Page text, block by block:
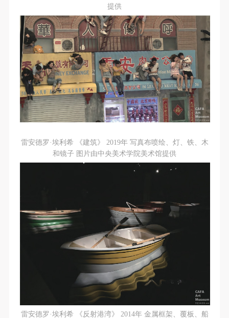
提供
雷安德罗·埃利希 《建筑》 2019年 写真布喷绘、灯、铁、木
和镜子 图片由中央美术学院美术馆提供
雷安德罗·埃利希 《反射港湾》 2014年 金属框架、覆板、船
提供一个交流、学习、展示的平台。作为一家公益性
单位，其开展的公共教育活动以学术性和公益性为
主。
（3）、乙方为甲方拍摄中央美术学院公共教育部所
有公教活动。
二、拍摄内容、使用形式、使用地域范围
（1）、拍摄内容 乙方拍摄的带有甲方肖像的作品内
容包括：①中央美术学院美术馆②中央美术学院校园
内○3由中央美术学院公共教育部策划或执行的一切活
（2）、使用形式 用于中央美术学院图书出版、销售
附带光盘及宣传资料。
适用地域范围包括国内和国外。
使用肖像的媒介限于不损害甲方肖像权的任何媒介
（如杂志、网络等）。
三、肖像权使用期限
带有甲方肖像作品的拍摄费用由乙方承担。
乙方于拍摄完带有甲方肖像的作品无需支付甲方任何
费用。
提供一个交流、学习、展示的平台。作为一家公益性
单位，其开展的公共教育活动以学术性和公益性为
主。
（3）、乙方为甲方拍摄中央美术学院公共教育部所
有公教活动。
二、拍摄内容、使用形式、使用地域范围
（1）、拍摄内容 乙方拍摄的带有甲方肖像的作品内
容包括：①中央美术学院美术馆②中央美术学院校园
内○3由中央美术学院公共教育部策划或执行的一切活
（2）、使用形式 用于中央美术学院图书出版、销售
附带光盘及宣传资料。
适用地域范围包括国内和国外。
使用肖像的媒介限于不损害甲方肖像权的任何媒介
（如杂志、网络等）。
三、肖像权使用期限
带有甲方肖像作品的拍摄费用由乙方承担。
乙方于拍摄完带有甲方肖像的作品无需支付甲方任何
费用。
提供一个交流、学习、展示的平台。作为一家公益性
单位，其开展的公共教育活动以学术性和公益性为
主。
（3）、乙方为甲方拍摄中央美术学院公共教育部所
有公教活动。
二、拍摄内容、使用形式、使用地域范围
（1）、拍摄内容 乙方拍摄的带有甲方肖像的作品内
容包括：①中央美术学院美术馆②中央美术学院校园
内○3由中央美术学院公共教育部策划或执行的一切活
（2）、使用形式 用于中央美术学院图书出版、销售
附带光盘及宣传资料。
适用地域范围包括国内和国外。
使用肖像的媒介限于不损害甲方肖像权的任何媒介
（如杂志、网络等）。
三、肖像权使用期限
带有甲方肖像作品的拍摄费用由乙方承担。
乙方于拍摄完带有甲方肖像的作品无需支付甲方任何
费用。